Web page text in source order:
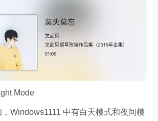
Mode
中有白天模式和夜间模